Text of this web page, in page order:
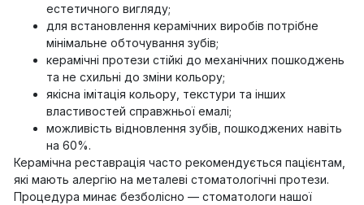
естетичного вигляду;
для встановлення керамічних виробів потрібне
мінімальне обточування зубів;
керамічні протези стійкі до механічних пошкоджень
та не схильні до зміни кольору;
якісна імітація кольору, текстури та інших
властивостей справжньої емалі;
можливість відновлення зубів, пошкоджених навіть
на 60%.
Керамічна реставрація часто рекомендується пацієнтам,
які мають алергію на металеві стоматологічні протези.
Процедура минає безболісно — стоматологи нашої